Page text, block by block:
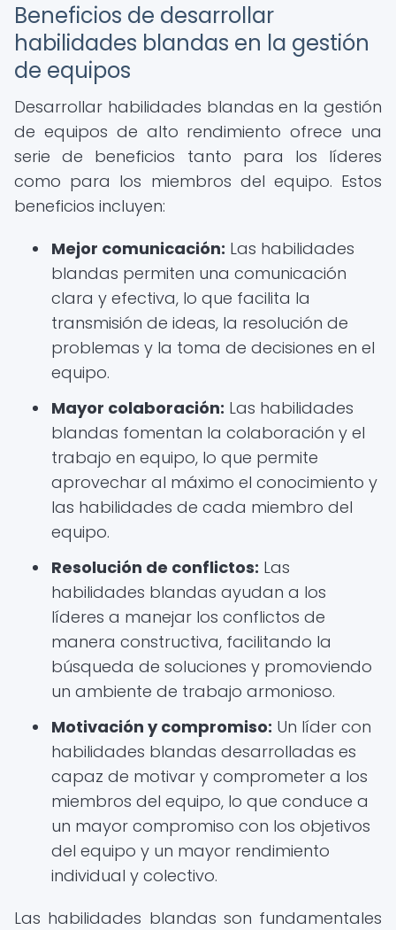
Beneficios de desarrollar
habilidades blandas en la gestión
de equipos
Desarrollar habilidades blandas en la gestión
de equipos de alto rendimiento ofrece una
serie de beneficios tanto para los líderes
como para los miembros del equipo. Estos
beneficios incluyen:
Mejor comunicación: Las habilidades
blandas permiten una comunicación
clara y efectiva, lo que facilita la
transmisión de ideas, la resolución de
problemas y la toma de decisiones en el
equipo.
Mayor colaboración: Las habilidades
blandas fomentan la colaboración y el
trabajo en equipo, lo que permite
aprovechar al máximo el conocimiento y
las habilidades de cada miembro del
equipo.
Resolución de conflictos: Las
habilidades blandas ayudan a los
líderes a manejar los conflictos de
manera constructiva, facilitando la
búsqueda de soluciones y promoviendo
un ambiente de trabajo armonioso.
Motivación y compromiso: Un líder con
habilidades blandas desarrolladas es
capaz de motivar y comprometer a los
miembros del equipo, lo que conduce a
un mayor compromiso con los objetivos
del equipo y un mayor rendimiento
individual y colectivo.
Las habilidades blandas son fundamentales